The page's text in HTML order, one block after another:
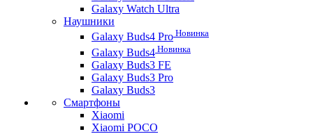
Galaxy Watch Ultra
Наушники
Galaxy Buds4 Pro Новинка
Galaxy Buds4 Новинка
Galaxy Buds3 FE
Galaxy Buds3 Pro
Galaxy Buds3
Смартфоны
Xiaomi
Xiaomi POCO